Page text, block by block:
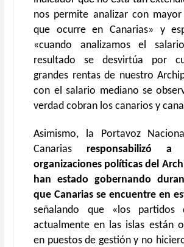
nos permite analizar con
que ocurre en Canarias» y
«cuando analizamos el
resultado se desvirtúa por
grandes rentas de nuestro
con el salario mediano se
verdad cobran los canarios y
Asimismo, la Portavoz
Canarias responsabilizó
organizaciones políticas del
han estado gobernando
que Canarias se encuentre en
señalando que «los partidos
actualmente en las islas están
en puestos de gestión y no